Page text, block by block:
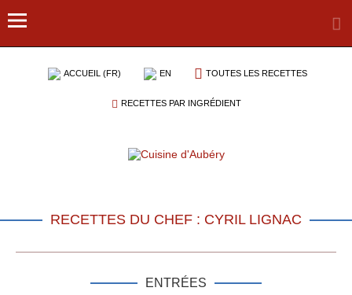
ACCUEIL (FR) EN TOUTES LES RECETTES
RECETTES PAR INGRÉDIENT
RECETTES DU CHEF : CYRIL LIGNAC
ENTRÉES